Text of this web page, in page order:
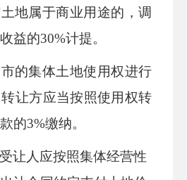
土地属于商业用途的，调
益的30%计提。
的集体土地使用权进行
让方应当按照使用权转
的3%缴纳。
受让人应按照集体经营性